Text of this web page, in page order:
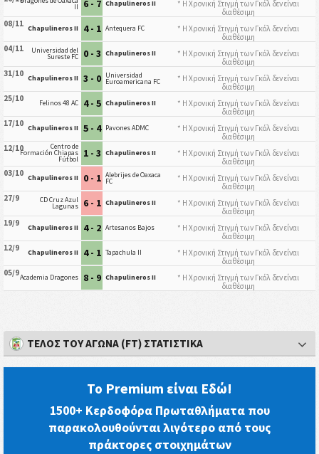
II 6 - 7 Chapulineros II
* Η Χρονική Στιγμή των Γκόλ δεν είναι
διαθέσιμη
08/11 Chapulineros II 4 - 1 Antequera FC
* Η Χρονική Στιγμή των Γκόλ δεν είναι
διαθέσιμη
04/11
Universidad del
Sureste FC 0 - 3 Chapulineros II
* Η Χρονική Στιγμή των Γκόλ δεν είναι
διαθέσιμη
31/10 Chapulineros II 3 - 0 Universidad
Euroamericana FC
* Η Χρονική Στιγμή των Γκόλ δεν είναι
διαθέσιμη
25/10
Felinos 48 AC 4 - 5 Chapulineros II
* Η Χρονική Στιγμή των Γκόλ δεν είναι
διαθέσιμη
17/10 Chapulineros II 5 - 4 Pavones ADMC
* Η Χρονική Στιγμή των Γκόλ δεν είναι
διαθέσιμη
12/10
Centro de
Formación Chiapas
Fútbol 1 - 3 Chapulineros II
* Η Χρονική Στιγμή των Γκόλ δεν είναι
διαθέσιμη
03/10 Chapulineros II 0 - 1 Alebrijes de Oaxaca
FC
* Η Χρονική Στιγμή των Γκόλ δεν είναι
διαθέσιμη
27/9
CD Cruz Azul
Lagunas 6 - 1 Chapulineros II
* Η Χρονική Στιγμή των Γκόλ δεν είναι
διαθέσιμη
19/9
Chapulineros II 4 - 2 Artesanos Bajos
* Η Χρονική Στιγμή των Γκόλ δεν είναι
διαθέσιμη
12/9
Chapulineros II 4 - 1 Tapachula II
* Η Χρονική Στιγμή των Γκόλ δεν είναι
διαθέσιμη
05/9Academia Dragones 8 - 9 Chapulineros II
* Η Χρονική Στιγμή των Γκόλ δεν είναι
διαθέσιμη
ΤΈΛΟΣ ΤΟΥ ΑΓΏΝΑ (FT) ΣΤΑΤΙΣΤΙΚΆ
Το Premium είναι Εδώ!
1500+ Κερδοφόρα Πρωταθλήματα που
παρακολουθούνται λιγότερο από τους
πράκτορες στοιχημάτων